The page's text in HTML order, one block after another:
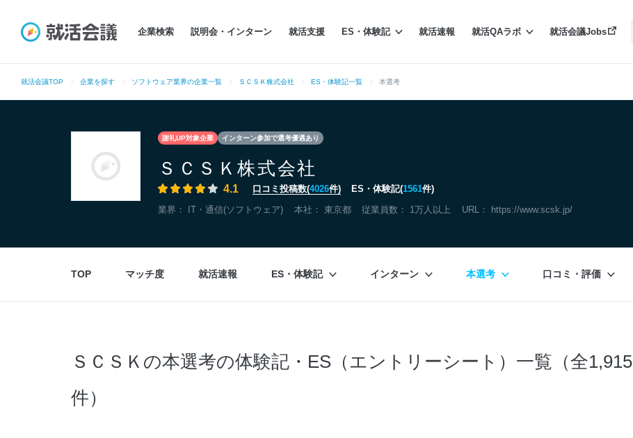
企業検索 説明会・インターン 就活支援 ES・体験記 就活速報 就活QAラボ 就活会議Jobs
就活会議TOP 企業を探す ソフトウェア業界の企業一覧 ＳＣＳＫ株式会社 ES・体験記一覧 本選考
謝礼UP対象企業 インターン参加で選考優遇あり
ＳＣＳＫ株式会社
4.1 口コミ投稿数(4026件) ES・体験記(1561件)
業界： IT・通信(ソフトウェア) 本社： 東京都 従業員数： 1万人以上 URL： https://www.scsk.jp/
TOP マッチ度 就活速報 ES・体験記 インターン 本選考 口コミ・評価
ＳＣＳＫの本選考の体験記・ES（エントリーシート）一覧（全1,915
件）